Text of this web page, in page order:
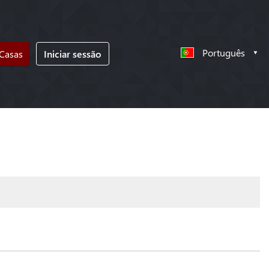
Iniciar sessão Português